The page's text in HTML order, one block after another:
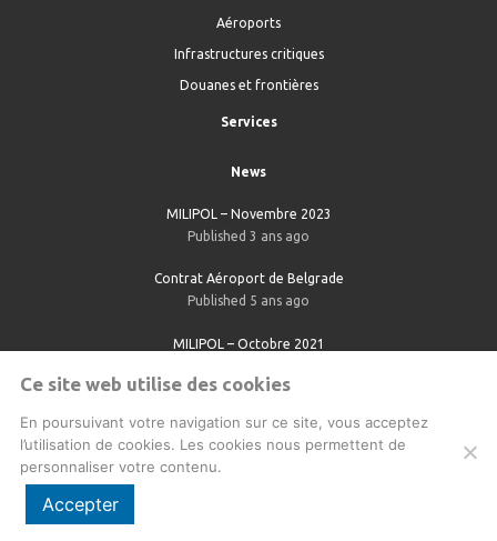
Aéroports
Infrastructures critiques
Douanes et frontières
Services
News
MILIPOL – Novembre 2023
Published 3 ans ago
Contrat Aéroport de Belgrade
Published 5 ans ago
MILIPOL – Octobre 2021
Ce site web utilise des cookies
En poursuivant votre navigation sur ce site, vous acceptez
l’utilisation de cookies. Les cookies nous permettent de
personnaliser votre contenu.
Accepter